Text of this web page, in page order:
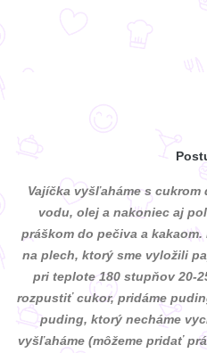
Vajíčka vyšľaháme s
vodu, olej a nakoniec aj
práškom do pečiva a
na plech, ktorý sme vyložili
pri teplote 180 stupňov 20-
rozpustiť cukor, pridáme
puding, ktorý necháme
vyšľaháme (môžeme pridať